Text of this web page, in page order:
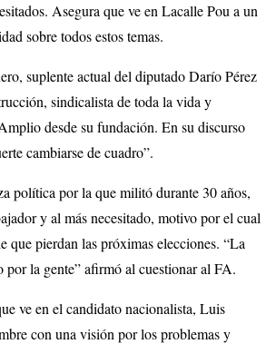
Asegura que ve en Lacalle Pou a un
sobre todos estos temas.
suplente actual del diputado Darío Pérez
sindicalista de toda la vida y
desde su fundación. En su discurso
cambiarse de cuadro”.
política por la que militó durante 30 años,
y al más necesitado, motivo por el cual
que pierdan las próximas elecciones. “La
por la gente” afirmó al cuestionar al FA.
ve en el candidato nacionalista, Luis
con una visión por los problemas y